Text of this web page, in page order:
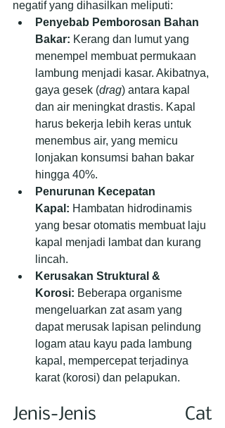
negatif yang dihasilkan meliputi:
Penyebab Pemborosan Bahan
Bakar: Kerang dan lumut yang
menempel membuat permukaan
lambung menjadi kasar. Akibatnya,
gaya gesek (drag) antara kapal
dan air meningkat drastis. Kapal
harus bekerja lebih keras untuk
menembus air, yang memicu
lonjakan konsumsi bahan bakar
hingga 40%.
Penurunan Kecepatan
Kapal: Hambatan hidrodinamis
yang besar otomatis membuat laju
kapal menjadi lambat dan kurang
lincah.
Kerusakan Struktural &
Korosi: Beberapa organisme
mengeluarkan zat asam yang
dapat merusak lapisan pelindung
logam atau kayu pada lambung
kapal, mempercepat terjadinya
karat (korosi) dan pelapukan.
Jenis-Jenis Cat